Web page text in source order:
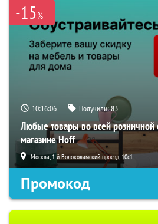
-15%
10:16:05 Получили:83
Любые товары во всей розничной
магазине Hoff
Москва, 1-й Волоколамский проезд, 10с1
Промокод